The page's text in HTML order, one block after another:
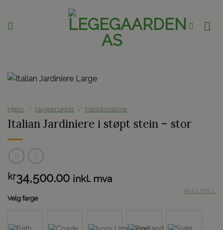
content
Hjem / Hagekrukker / Haddonstone
Italian Jardiniere i støpt stein – stor
kr34,500.00 inkl. mva
Velg farge
NULLSTILL